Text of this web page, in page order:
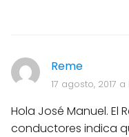
Reme
17 agosto, 2017
Hola José Manuel. El
conductores indica